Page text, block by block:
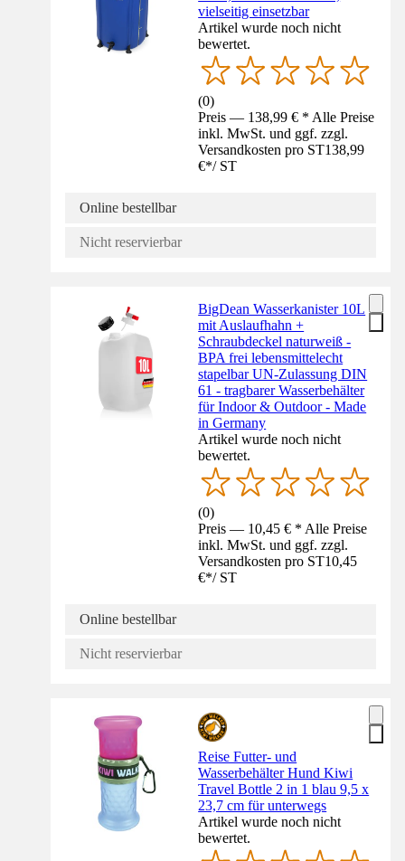
vielseitig einsetzbar
Artikel wurde noch nicht
bewertet.
(0)
Preis — 138,99 € * Alle Preise
inkl. MwSt. und ggf. zzgl.
Versandkosten pro ST138,99
€*/ ST
Online bestellbar
Nicht reservierbar
BigDean Wasserkanister 10L
mit Auslaufhahn +
Schraubdeckel naturweiß -
BPA frei lebensmittelecht
stapelbar UN-Zulassung DIN
61 - tragbarer Wasserbehälter
für Indoor & Outdoor - Made
in Germany
Artikel wurde noch nicht
bewertet.
(0)
Preis — 10,45 € * Alle Preise
inkl. MwSt. und ggf. zzgl.
Versandkosten pro ST10,45
€*/ ST
Online bestellbar
Nicht reservierbar
Reise Futter- und
Wasserbehälter Hund Kiwi
Travel Bottle 2 in 1 blau 9,5 x
23,7 cm für unterwegs
Artikel wurde noch nicht
bewertet.